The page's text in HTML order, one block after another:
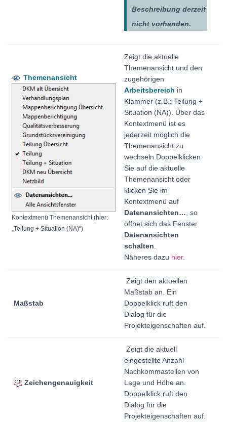
Beschreibung derzeit
nicht vorhanden.
Themenansicht
Kontextmenü Themenansicht(hier:
„Teilung + Situation (NA)“)
Zeigt die aktuelle
Themenansicht und den
zugehörigen
Arbeitsbereich in
Klammer (z.B.: Teilung +
Situation (NA)). Über das
Kontextmenü ist es
jederzeit möglich die
Themenansicht zu
wechseln.Doppelklicken
Sie auf die aktuelle
Themenansicht oder
klicken Sie im
Kontextmenü auf
Datenansichten… , so
öffnet sich das Fenster
Datenansichten
schalten
Näheres dazu hier.
Maßstab
Zeigt den aktuellen
Maßstab an. Ein
Doppelklick ruft den
Dialog für die
Projekteigenschaften auf.
Zeichengenauigkeit
Zeigt die aktuell
eingestellte Anzahl
Nachkommastellen von
Lage und Höhe an.
Doppelklick ruft den
Dialog für die
Projekteigenschaften auf.